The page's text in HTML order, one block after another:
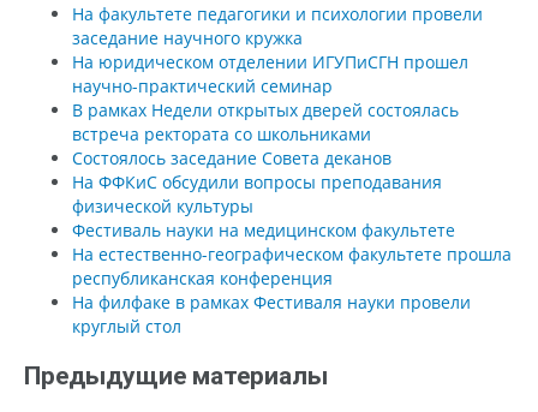
На факультете педагогики и психологии провели
заседание научного кружка
На юридическом отделении ИГУПиСГН прошел
научно-практический семинар
В рамках Недели открытых дверей состоялась
встреча ректората со школьниками
Состоялось заседание Совета деканов
На ФФКиС обсудили вопросы преподавания
физической культуры
Фестиваль науки на медицинском факультете
На естественно-географическом факультете прошла
республиканская конференция
На филфаке в рамках Фестиваля науки провели
круглый стол
Предыдущие материалы